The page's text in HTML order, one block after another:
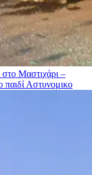
Μαστιχάρι –
Αστυνομικο